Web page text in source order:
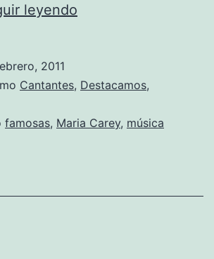
leyendo
de
Carey
la
2011
Cantantes, Destacamos,
famosas, Maria Carey, música